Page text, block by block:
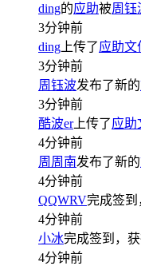
ding的应助被周钰
3分钟前
ding上传了 应助文
3分钟前
周钰波发布了新的
3分钟前
酷波er上传了 应助
4分钟前
周周南发布了新的
4分钟前
QQWRV完成签到
4分钟前
小冰完成签到，
4分钟前